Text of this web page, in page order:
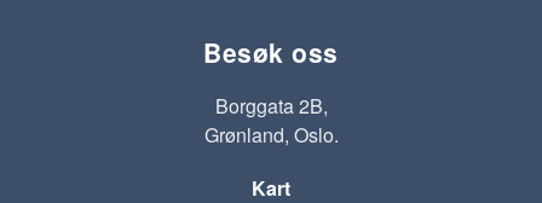
Besøk oss
Borggata 2B,
Grønland, Oslo.
Kart